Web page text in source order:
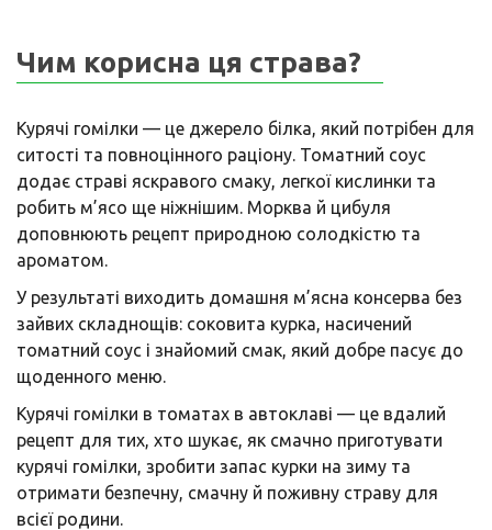
Чим корисна ця страва?
Курячі гомілки — це джерело білка, який потрібен для
ситості та повноцінного раціону. Томатний соус
додає страві яскравого смаку, легкої кислинки та
робить м’ясо ще ніжнішим. Морква й цибуля
доповнюють рецепт природною солодкістю та
ароматом.
У результаті виходить домашня м’ясна консерва без
зайвих складнощів: соковита курка, насичений
томатний соус і знайомий смак, який добре пасує до
щоденного меню.
Курячі гомілки в томатах в автоклаві — це вдалий
рецепт для тих, хто шукає, як смачно приготувати
курячі гомілки, зробити запас курки на зиму та
отримати безпечну, смачну й поживну страву для
всієї родини.